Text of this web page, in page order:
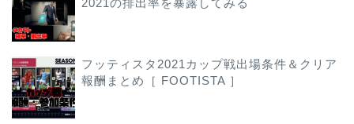
フッティスタ2021カップ戦出場条件＆クリア
報酬まとめ［ FOOTISTA ］